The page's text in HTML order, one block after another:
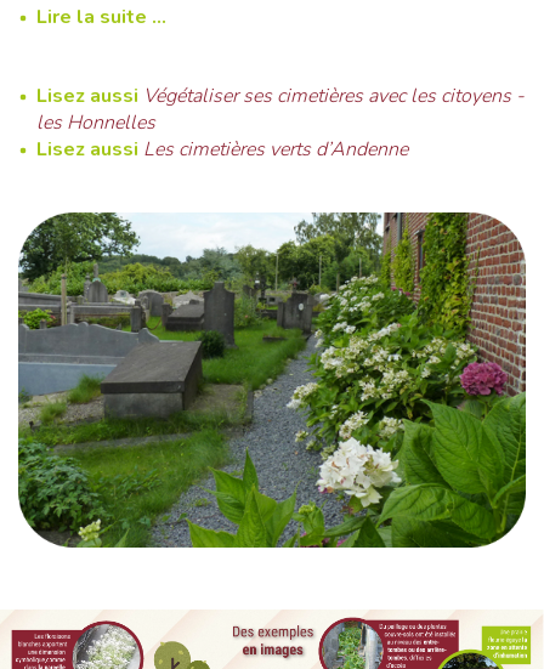
Lire la suite ...
Lisez aussi Végétaliser ses cimetières avec les citoyens -
les Honnelles
Lisez aussi Les cimetières verts d’Andenne